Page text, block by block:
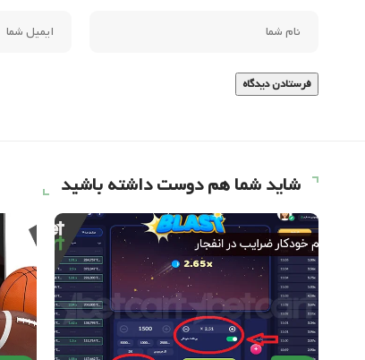
شاید شما هم دوست داشته باشید